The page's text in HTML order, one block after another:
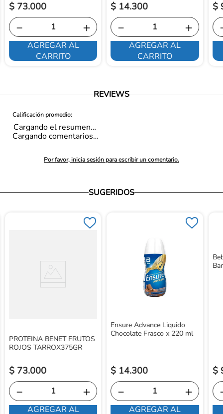
$ 73.000
＋
－
AGREGAR AL
CARRITO
$ 14.300
＋
－
AGREGAR AL
CARRITO
$
REVIEWS
Cargando el resumen…
Por favor, inicia sesión para escribir un comentario.
Cargando comentarios…
SUGERIDOS
PROTEINA BENET FRUTOS
ROJOS TARROX375GR
$ 73.000
＋
－
AGREGAR AL
Ensure Advance Liquido
Chocolate Frasco x 220 ml
$ 14.300
＋
－
AGREGAR AL
$